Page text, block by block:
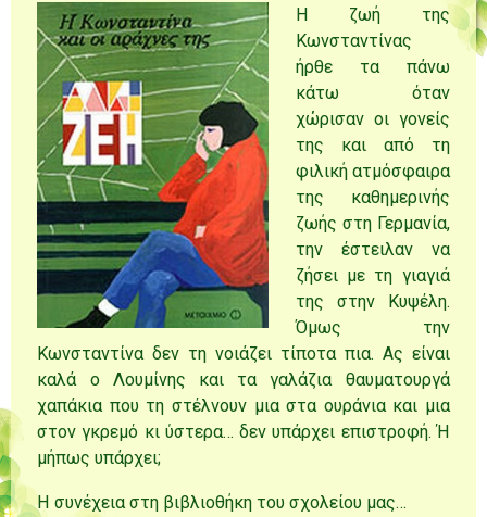
Η ζωή της
Κωνσταντίνας
ήρθε τα πάνω
κάτω όταν
χώρισαν οι γονείς
της και από τη
φιλική ατμόσφαιρα
της καθημερινής
ζωής στη Γερμανία,
την έστειλαν να
ζήσει με τη γιαγιά
της στην Κυψέλη.
Όμως την
Κωνσταντίνα δεν τη νοιάζει τίποτα πια. Ας είναι
καλά ο Λουμίνης και τα γαλάζια θαυματουργά
χαπάκια που τη στέλνουν μια στα ουράνια και μια
στον γκρεμό κι ύστερα… δεν υπάρχει επιστροφή. Ή
μήπως υπάρχει;
Η συνέχεια στη βιβλιοθήκη του σχολείου μας…